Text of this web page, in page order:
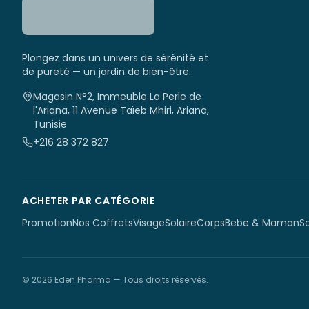
Plongez dans un univers de sérénité et
de pureté — un jardin de bien-être.
Magasin N°2, Immeuble La Perle de
l'Ariana, 11 Avenue Taïeb Mhiri, Ariana,
Tunisie
+216 28 372 827
ACHETER PAR CATÉGORIE
PromotionNos CoffretsVisageSolaireCorpsBebe & Maman
© 2026 Eden Pharma — Tous droits réservés.